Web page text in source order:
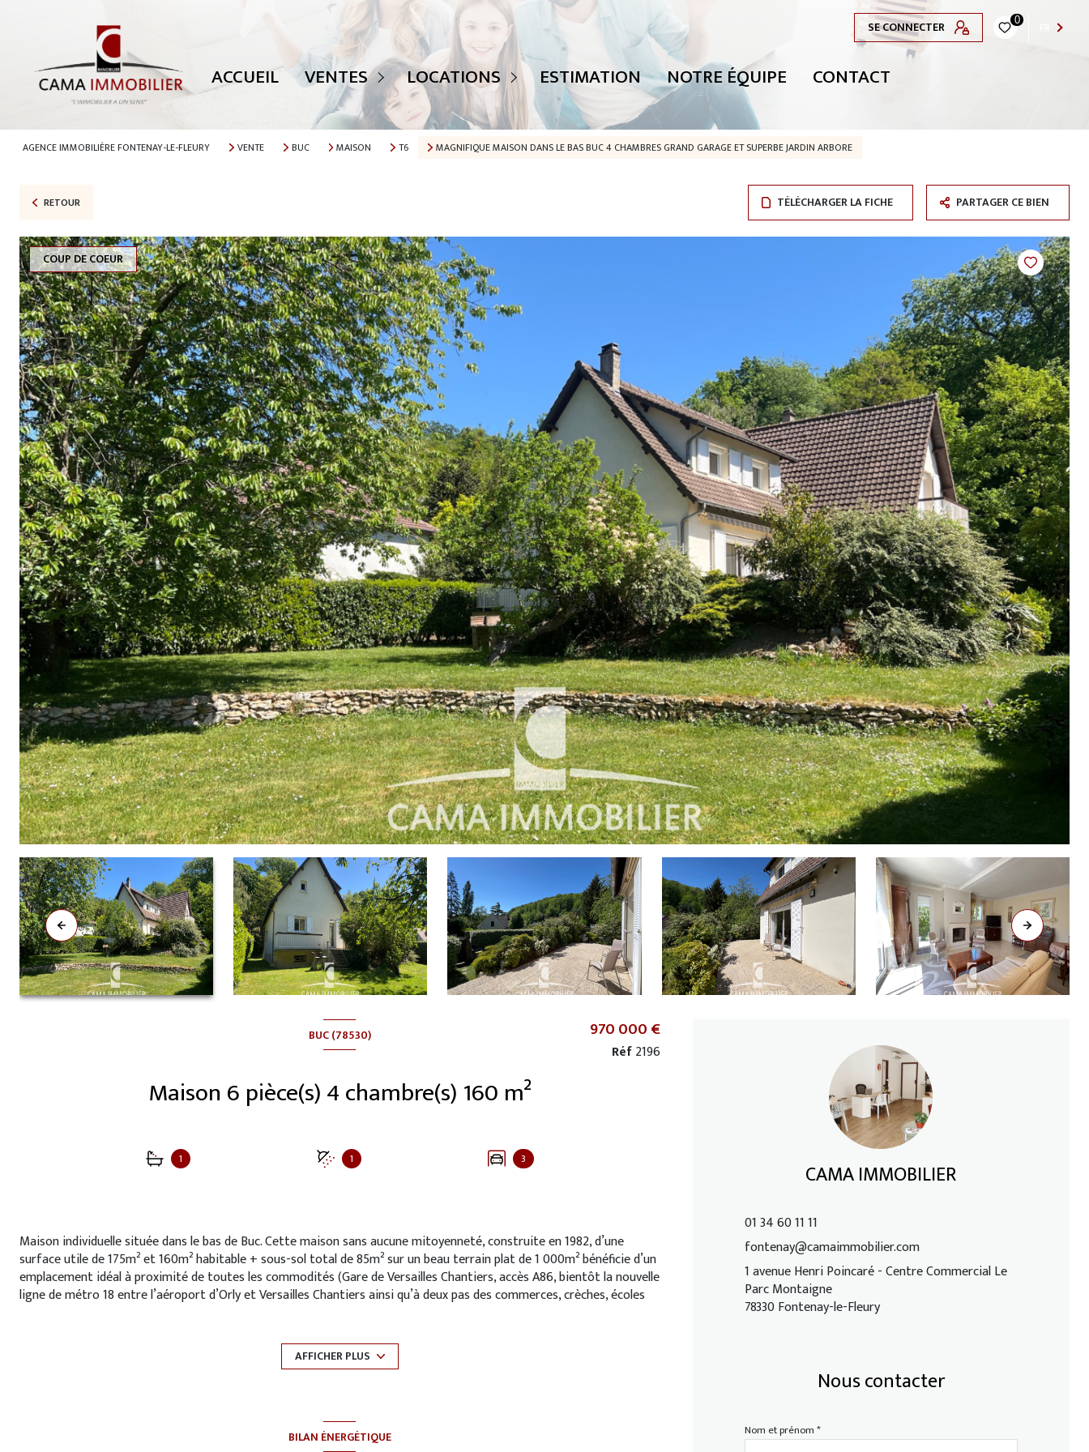
SE CONNECTER 0
ACCUEIL VENTES
TOUTES NOS ANNONCES
APPARTEMENTS
PARKING
TERRAINS
LOCATIONS
TOUTES NOS ANNONCES
MAISONS
APPARTEMENTS
ESTIMATION NOTRE ÉQUIPE CONTACT
AGENCE IMMOBILIÈRE FONTENAY-LE-FLEURY VENTE BUC MAISON T6 MAGNIFIQUE MAISON DANS LE BAS BUC 4 CHAMBRES GRAND GARAGE ET SUPERBE JARDIN ARBORE
RETOUR TÉLÉCHARGER LA FICHE PARTAGER CE BIEN
COUP DE COEUR
BUC (78530)
Maison 6 pièce(s) 4 chambre(s) 160 m²
1 1 3
970 000 €
Réf2196
Maison individuelle située dans le bas de Buc. Cette maison sans aucune mitoyenneté, construite en 1982, d’une
surface utile de 175m² et 160m² habitable + sous-sol total de 85m² sur un beau terrain plat de 1 000m² bénéficie d’un
emplacement idéal à proximité de toutes les commodités (Gare de Versailles Chantiers, accès A86, bientôt la nouvelle
ligne de métro 18 entre l’aéroport d’Orly et Versailles Chantiers ainsi qu’à deux pas des commerces, crèches, écoles
Au rez-de-chaussée, une belle entrée dessert une grande pièce de vie lumineuse de 43m², agrémentée d’une cheminée
entièrement équipée est agréable et fonctionnelle. Un dégagement avec placards intégrés dessert une chambre
(9m²) avec une salle de douche à l’italienne (2,73m²) et des toilettes indépendantes avec lave-mains.
AFFICHER PLUS
BILAN ÉNERGÉTIQUE
CAMA IMMOBILIER
01 34 60 11 11
fontenay@camaimmobilier.com
1 avenue Henri Poincaré - Centre Commercial Le
Parc Montaigne
78330 Fontenay-le-Fleury
Nous contacter
Nom et prénom *